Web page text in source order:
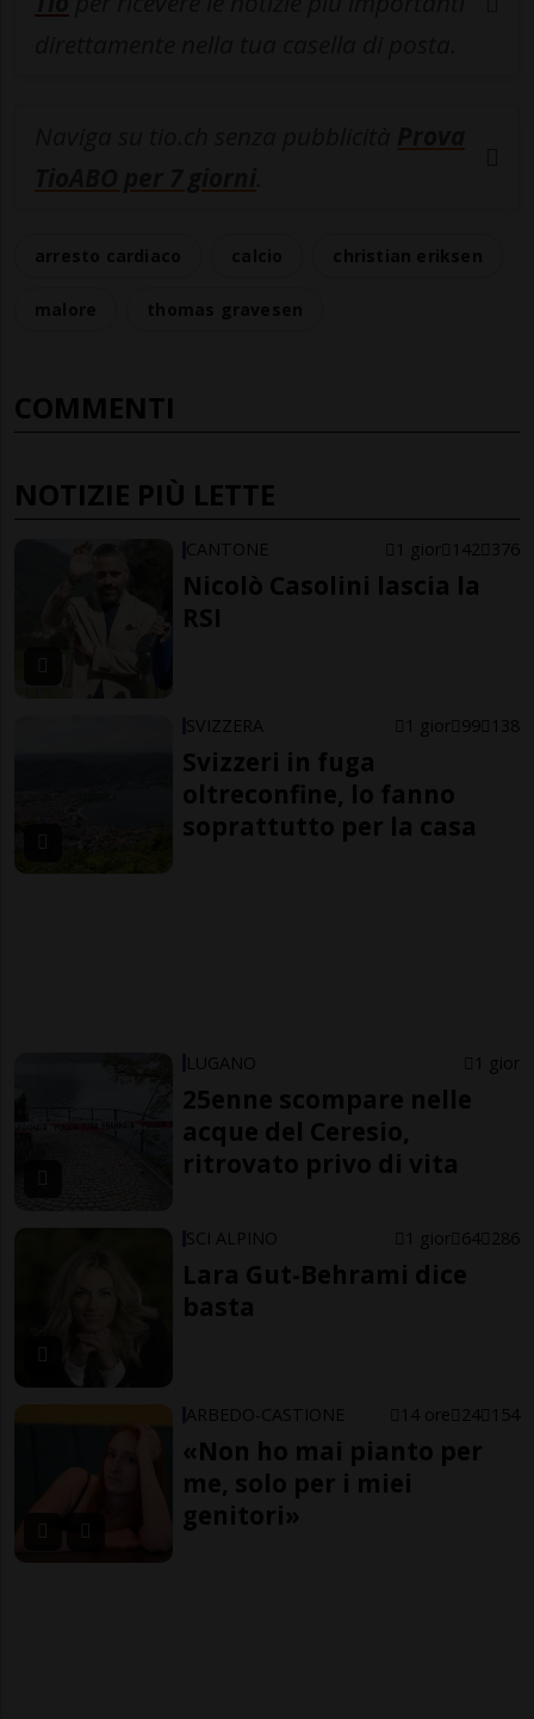
COMMENTI
NOTIZIE PIÙ LETTE
CANTONE 1 gior 142 376
Nicolò Casolini lascia la
RSI
SVIZZERA 1 gior 99 138
Svizzeri in fuga
oltreconfine, lo fanno
soprattutto per la casa
LUGANO 1 gior
25enne scompare nelle
acque del Ceresio,
ritrovato privo di vita
SCI ALPINO 1 gior 64 286
Lara Gut-Behrami dice
basta
ARBEDO-CASTIONE 14 ore 24 154
«Non ho mai pianto per
me, solo per i miei
genitori»